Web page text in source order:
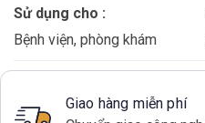
Sử dụng cho :
Bệnh viện, phòng khám
Giao hàng miễn phí